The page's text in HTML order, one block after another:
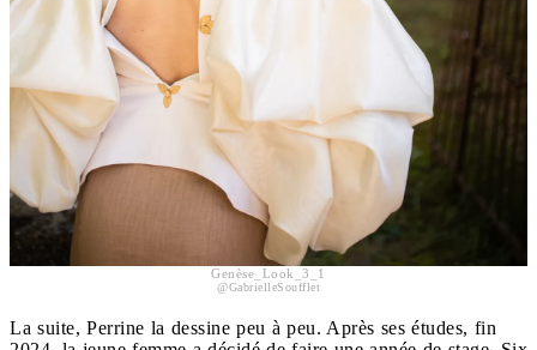
Genèse_Look_3_1
@GabrielleSoufflet
La suite, Perrine la dessine peu à peu. Après ses études, fin